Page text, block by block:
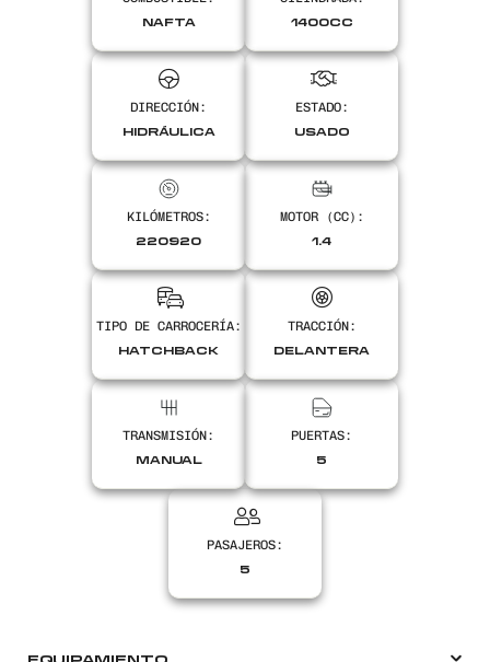
Encontranos en
NAFTA 1400CC
DIRECCIÓN:
HIDRÁULICA
ESTADO:
USADO
KILÓMETROS:
220920
MOTOR (CC):
1.4
TIPO DE CARROCERÍA:
HATCHBACK
TRACCIÓN:
DELANTERA
TRANSMISIÓN:
MANUAL
PUERTAS:
5
PASAJEROS:
5
EQUIPAMIENTO